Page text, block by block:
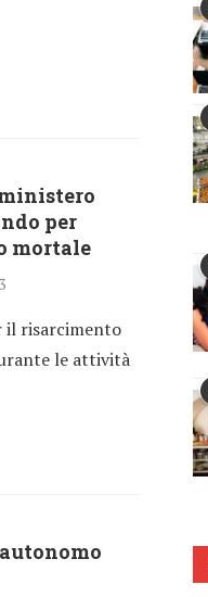
per
mortale
il risarcimento
le attività